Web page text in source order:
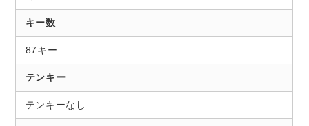
キー数
87キー
テンキー
テンキーなし